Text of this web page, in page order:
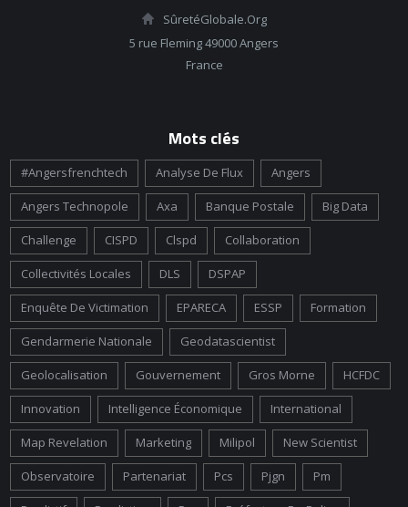
SûretéGlobale.Org
5 rue Fleming 49000 Angers
France
Mots clés
#angersfrenchtech Analyse De Flux Angers
Angers Technopole Axa Banque Postale Big Data
Challenge CISPD Clspd Collaboration
Collectivités Locales DLS DSPAP
Enquête De Victimation EPARECA ESSP Formation
Gendarmerie Nationale Geodatascientist
Geolocalisation Gouvernement Gros Morne HCFDC
Innovation Intelligence Économique International
Map Revelation Marketing Milipol New Scientist
Observatoire Partenariat Pcs Pjgn Pm